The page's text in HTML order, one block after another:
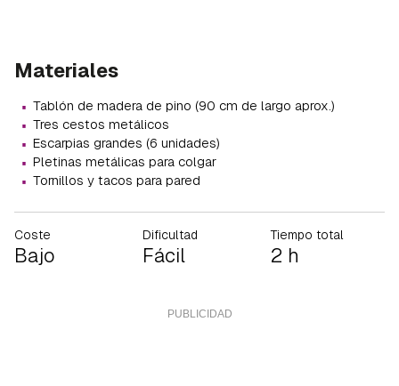
Materiales
· Tablón de madera de pino (90 cm de largo aprox.)
· Tres cestos metálicos
· Escarpias grandes (6 unidades)
· Pletinas metálicas para colgar
· Tornillos y tacos para pared
Coste
Bajo
Dificultad
Fácil
Tiempo total
2 h